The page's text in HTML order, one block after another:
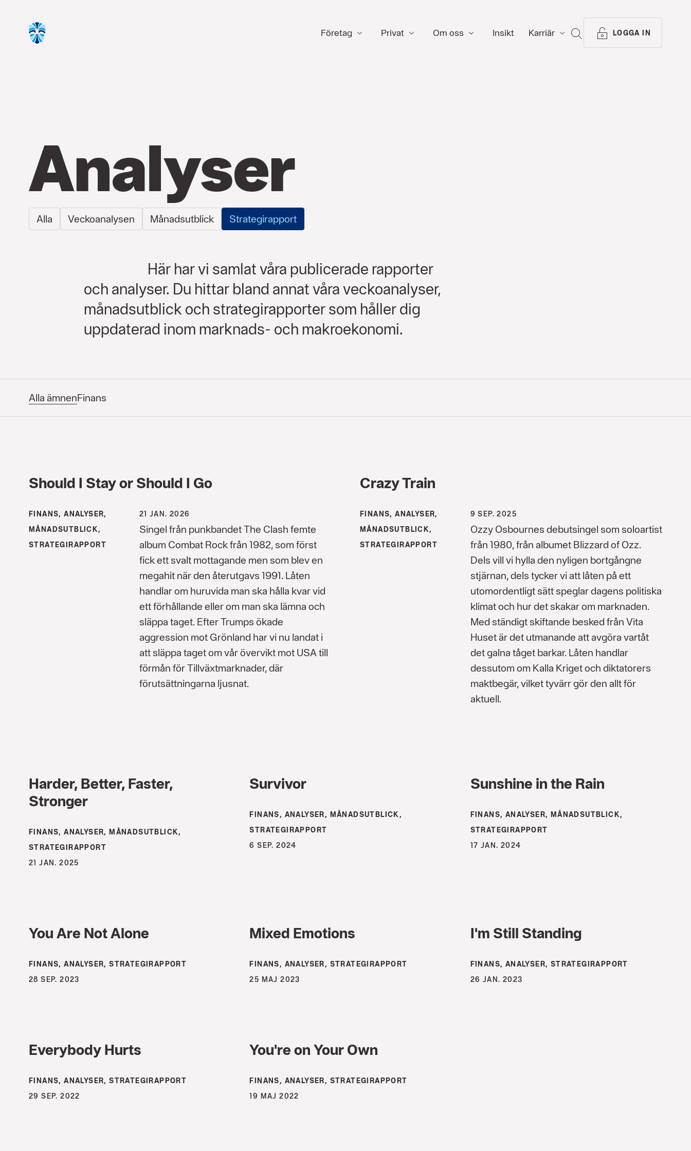
Företag Privat Om oss Insikt Karriär SÖK LOGGA IN
Alla typer
Analyser
Alla Veckoanalysen Månadsutblick Strategirapport
Här har vi samlat våra publicerade rapporter
och analyser. Du hittar bland annat våra veckoanalyser,
månadsutblick och strategirapporter som håller dig
uppdaterad inom marknads- och makroekonomi.
Alla ämnenFinans
Should I Stay or Should I Go
FINANS, ANALYSER,
MÅNADSUTBLICK,
STRATEGIRAPPORT
21 JAN. 2026
Singel från punkbandet The Clash femte
album Combat Rock från 1982, som först
fick ett svalt mottagande men som blev en
megahit när den återutgavs 1991. Låten
handlar om huruvida man ska hålla kvar vid
ett förhållande eller om man ska lämna och
släppa taget. Efter Trumps ökade
aggression mot Grönland har vi nu landat i
att släppa taget om vår övervikt mot USA till
förmån för Tillväxtmarknader, där
förutsättningarna ljusnat.
Crazy Train
FINANS, ANALYSER,
MÅNADSUTBLICK,
STRATEGIRAPPORT
9 SEP. 2025
Ozzy Osbournes debutsingel som soloartist
från 1980, från albumet Blizzard of Ozz.
Dels vill vi hylla den nyligen bortgångne
stjärnan, dels tycker vi att låten på ett
utomordentligt sätt speglar dagens politiska
klimat och hur det skakar om marknaden.
Med ständigt skiftande besked från Vita
Huset är det utmanande att avgöra vartåt
det galna tåget barkar. Låten handlar
dessutom om Kalla Kriget och diktatorers
maktbegär, vilket tyvärr gör den allt för
aktuell.
Harder, Better, Faster,
Stronger
FINANS, ANALYSER, MÅNADSUTBLICK,
STRATEGIRAPPORT
21 JAN. 2025
Survivor
FINANS, ANALYSER, MÅNADSUTBLICK,
STRATEGIRAPPORT
6 SEP. 2024
Sunshine in the Rain
FINANS, ANALYSER, MÅNADSUTBLICK,
STRATEGIRAPPORT
17 JAN. 2024
You Are Not Alone
FINANS, ANALYSER, STRATEGIRAPPORT
28 SEP. 2023
Mixed Emotions
FINANS, ANALYSER, STRATEGIRAPPORT
25 MAJ 2023
I'm Still Standing
FINANS, ANALYSER, STRATEGIRAPPORT
26 JAN. 2023
Everybody Hurts
FINANS, ANALYSER, STRATEGIRAPPORT
29 SEP. 2022
You're on Your Own
FINANS, ANALYSER, STRATEGIRAPPORT
19 MAJ 2022